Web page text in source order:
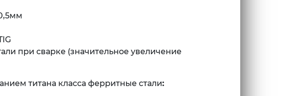
при сварке (значительное увеличение
титана класса ферритные стали: